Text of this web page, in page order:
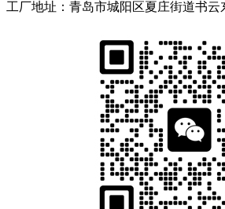
工厂地址：青岛市城阳区夏庄街道书云